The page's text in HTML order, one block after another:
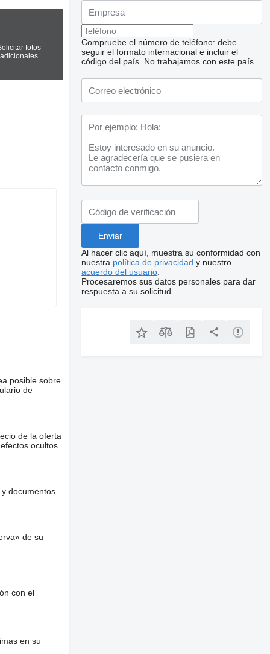
fotos
adicionales
posible sobre
de
de la oferta
ocultos
documentos
de su
con el
en su
Compruebe el número de teléfono: debe
seguir el formato internacional e incluir el
código del país. No trabajamos con este país
Al hacer clic aquí, muestra su conformidad con
nuestra política de privacidad y nuestro
acuerdo del usuario
Procesaremos sus datos personales para dar
respuesta a su solicitud.